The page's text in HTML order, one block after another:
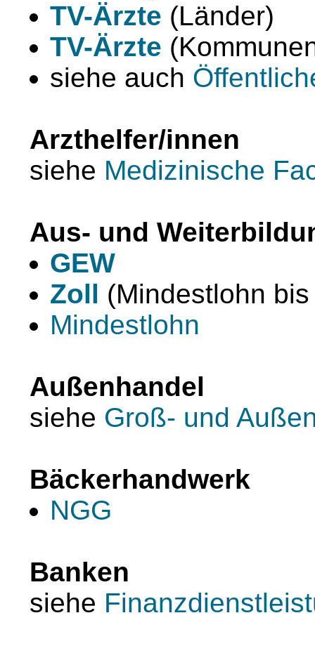
TV-Ärzte (Länder)
TV-Ärzte
siehe auch
Arzthelfer/innen
siehe Medizinische
Aus- und
GEW
Zoll (Mindestlohn
Mindestlohn
Außenhandel
siehe Groß- und
Bäckerhandwerk
NGG
Banken
siehe